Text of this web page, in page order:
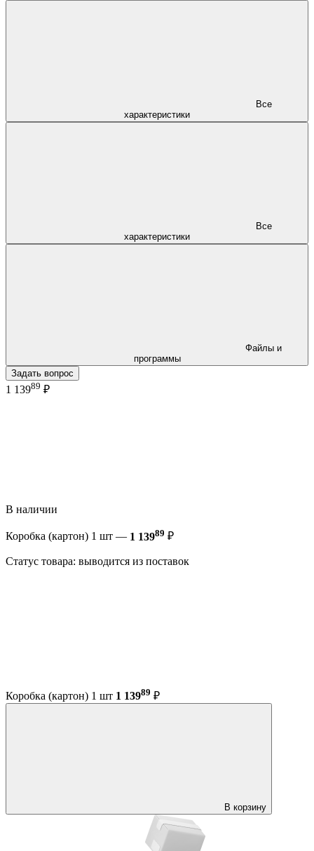
характеристики
характеристики
программы
Задать вопрос
1 13989 ₽
В наличии
Коробка (картон) 1 шт — 1 13989 ₽
Статус товара: выводится из поставок
Коробка (картон) 1 шт 1 13989 ₽
В корзину